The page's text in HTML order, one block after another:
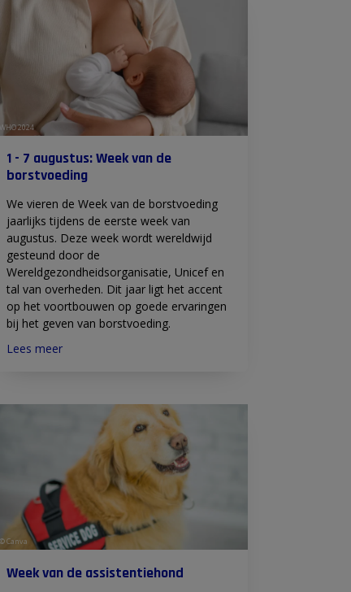
WHO 2024
1 - 7 augustus: Week van de
borstvoeding
We vieren de Week van de borstvoeding
jaarlijks tijdens de eerste week van
augustus. Deze week wordt wereldwijd
gesteund door de
Wereldgezondheidsorganisatie, Unicef en
tal van overheden. Dit jaar ligt het accent
op het voortbouwen op goede ervaringen
bij het geven van borstvoeding.
Lees meer
© Canva
Week van de assistentiehond